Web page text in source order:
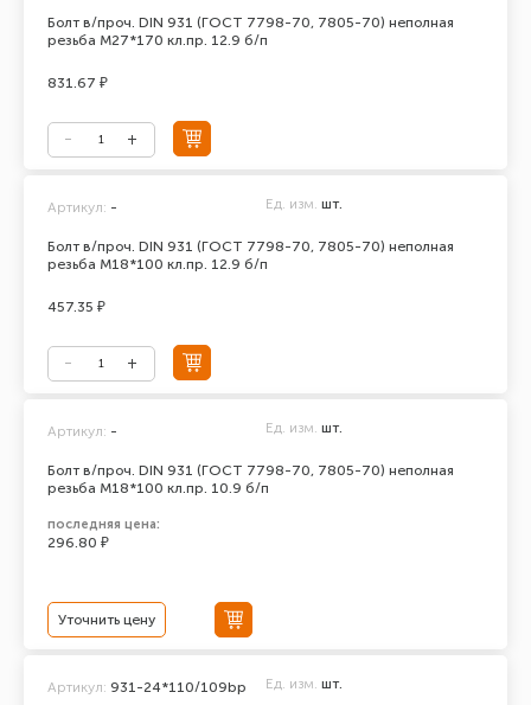
Болт в/проч. DIN 931 (ГОСТ 7798-70, 7805-70) неполная
резьба М27*170 кл.пр. 12.9 б/п
831.67 ₽
Болт в/проч. DIN 931 (ГОСТ 7798-70, 7805-70) неполная
резьба М18*100 кл.пр. 12.9 б/п
Артикул: - Ед. изм. шт.
457.35 ₽
Болт в/проч. DIN 931 (ГОСТ 7798-70, 7805-70) неполная
резьба М18*100 кл.пр. 10.9 б/п
Артикул: - Ед. изм. шт.
последняя цена:
296.80 ₽
Уточнить цену
Артикул: 931-24*110/109bp Ед. изм. шт.